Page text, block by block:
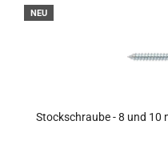
NEU
Stockschraube - 8 und 10